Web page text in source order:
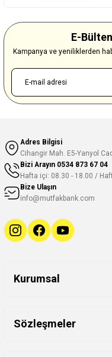
E-
Kampanya ve yeniliklerden
Adres Bilgisi
Cihangir Mah. E5-Yanyol
Bizi Arayın 0534 873 67 04
Hafta içi: 08.30 - 18.00 /
Bize Ulaşın
info@mutfakbank.com
Kurumsal
Sözleşmeler